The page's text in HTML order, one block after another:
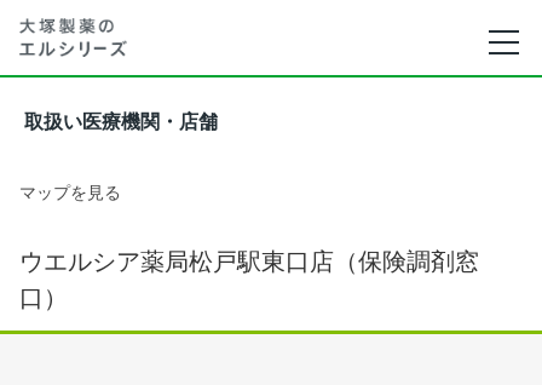
取扱い医療機関・店舗
マップを見る
ウエルシア薬局松戸駅東口店（保険調剤窓
口）